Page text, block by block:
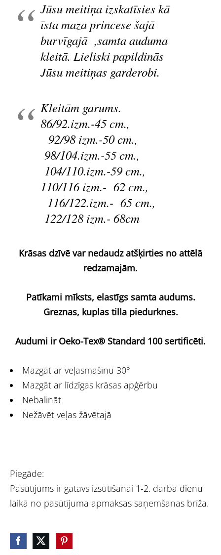
Jūsu meitiņa izskatīsies kā
īsta maza princese šajā
burvīgajā ,samta auduma
kleitā. Lieliski papildinās
Jūsu meitiņas garderobi.
Kleitām garums.
86/92.izm.-45 cm.,
92/98 izm.-50 cm.,
98/104.izm.-55 cm.,
104/110.izm.-59 cm.,
110/116 izm.- 62 cm.,
116/122.izm.- 65 cm.,
122/128 izm.- 68cm
Krāsas dzīvē var nedaudz atšķirties no attēlā
redzamajām.
Patīkami mīksts, elastīgs samta audums.
Greznas, kuplas tilla piedurknes.
Audumi ir Oeko-Tex® Standard 100 sertificēti.
Mazgāt ar veļasmašīnu 30°
Mazgāt ar līdzīgas krāsas apģērbu
Nebalināt
Nežāvēt veļas žāvētajā
Piegāde:
Pasūtījums ir gatavs izsūtīšanai 1-2. darba dienu
laikā no pasūtījuma apmaksas saņemšanas brīža.